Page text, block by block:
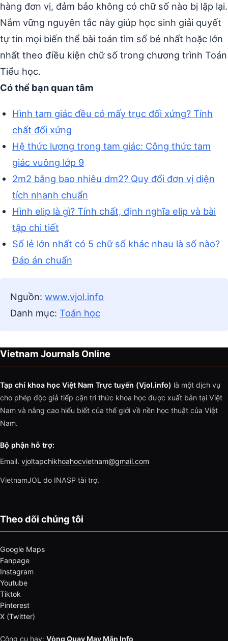
hàng đơn vị, đảm bảo không có chữ số nào bị lặp lại.
Nắm vững nguyên tắc này giúp học sinh giải quyết
tự tin mọi biến thể bài toán tìm số bé nhất hoặc lớn
nhất theo điều kiện chữ số trong chương trình Toán
Tiểu học.
Có thể bạn quan tâm
Hình tam giác đều có mấy trục đối xứng? Tính
chất đối xứng
Hệ thức lượng trong tam giác: Công thức tam
giác vuông lớp 9
2m2 bằng bao nhiêu dm2? Quy đổi đơn vị diện
tích nhanh chuẩn
Hình elip là gì? Tính chất, định nghĩa elip và bài
tập chi tiết
Số lẻ lớn nhất có 5 chữ số khác nhau là số nào?
Đáp án chuẩn
Nguồn: www.vjol.info
Danh mục: Toán học
Vietnam Journals Online
Tạp chí khoa học Việt Nam Trực tuyến (Vjol.info) là một dịch vụ
cho phép độc giả tiếp cận tri thức khoa học được xuất bản tại Việt
Nam và nâng cao hiểu biết của thế giới về nền học thuật của Việt
Nam.
Bộ phận hỗ trợ:
Email. vjoltapchikhoahocvietnam@gmail.com
VietnamJOL do INASP tài trợ.
Theo dõi chúng tôi
Google Maps
Fanpage
Instagram
Youtube
Tiktok
Pinterest
X (Twitter)
Công cụ hay: Vòng Quay May Mắn Info